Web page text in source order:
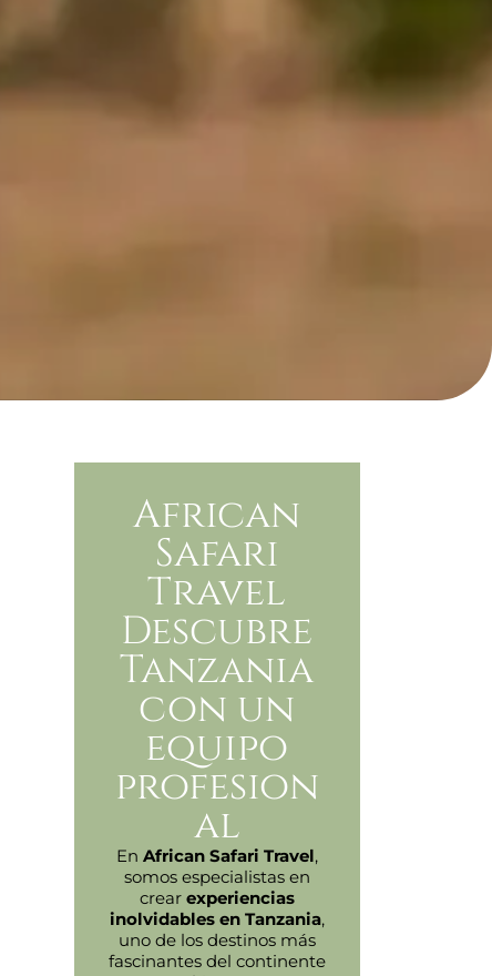
African
Safari
Travel
Descubre
Tanzania
con un
equipo
profesion
al
En African Safari Travel,
somos especialistas en
crear experiencias
inolvidables en Tanzania,
uno de los destinos más
fascinantes del continente